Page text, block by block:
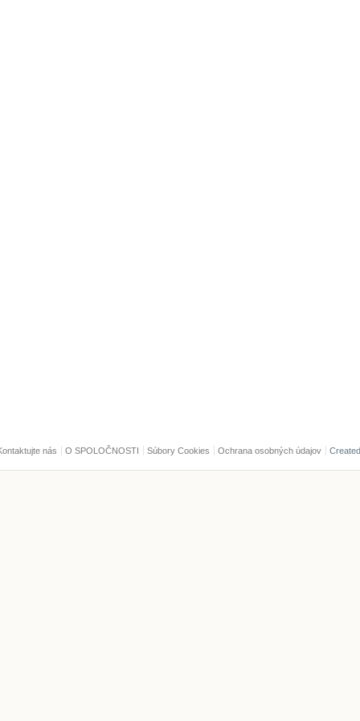
nás O SPOLOČNOSTI Súbory Cookies Ochrana osobných údajov